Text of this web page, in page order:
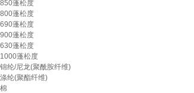
850蓬松度
800蓬松度
690蓬松度
900蓬松度
630蓬松度
1000蓬松度
锦纶/尼龙(聚酰胺纤维)
涤纶(聚酯纤维)
棉